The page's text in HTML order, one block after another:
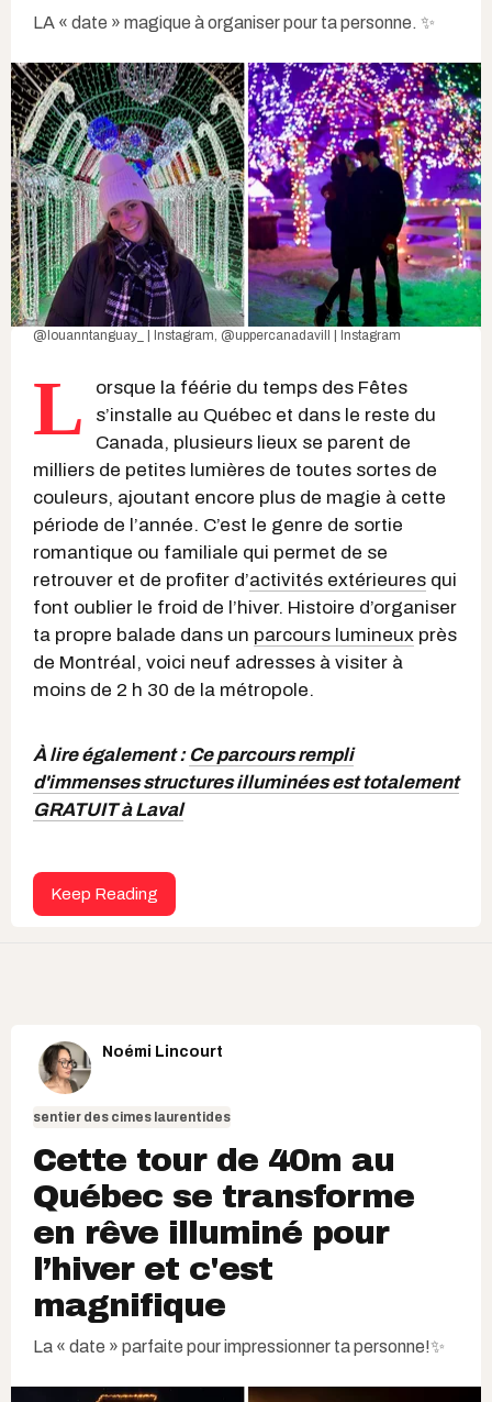
LA « date » magique à organiser pour ta personne. ✨
@louanntanguay_ | Instagram, @uppercanadavill | Instagram
L
orsque la féérie du temps des Fêtes
s’installe au Québec et dans le reste du
Canada, plusieurs lieux se parent de
milliers de petites lumières de toutes sortes de
couleurs, ajoutant encore plus de magie à cette
période de l’année. C’est le genre de sortie
romantique ou familiale qui permet de se
retrouver et de profiter d’activités extérieures qui
font oublier le froid de l’hiver. Histoire d’organiser
ta propre balade dans un parcours lumineux près
de Montréal, voici neuf adresses à visiter à
moins de 2 h 30 de la métropole.
À lire également : Ce parcours rempli
d'immenses structures illuminées est totalement
GRATUIT à Laval
Keep Reading
Noémi Lincourt
sentier des cimes laurentides
Cette tour de 40m au
Québec se transforme
en rêve illuminé pour
l’hiver et c'est
magnifique
La « date » parfaite pour impressionner ta personne!✨